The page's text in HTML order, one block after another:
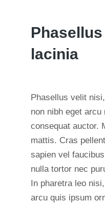
lacinia
Phasellus velit
non nibh eget
consequat auctor.
mattis. Cras
sapien vel
nulla tortor nec
In pharetra leo
arcu quis ipsum